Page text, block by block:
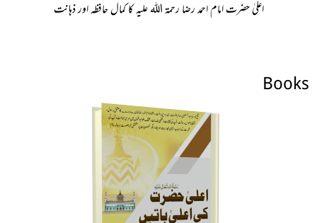
اعلیٰ حضرت امام احمد رضا رحمۃ اللہ علیہ کا کمال حافظہ اور ذہانت
Books